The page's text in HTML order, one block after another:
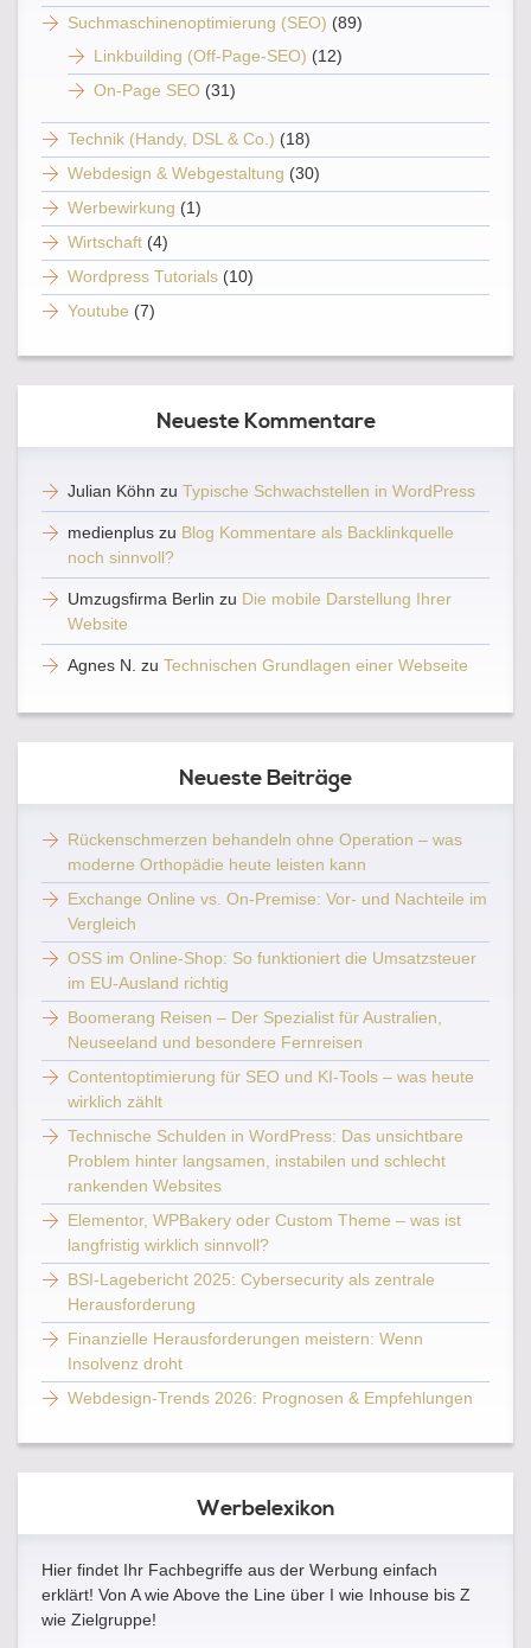
Suchmaschinenoptimierung (SEO) (89)
Linkbuilding (Off-Page-SEO) (12)
On-Page SEO (31)
Technik (Handy, DSL & Co.) (18)
Webdesign & Webgestaltung (30)
Werbewirkung (1)
Wirtschaft (4)
Wordpress Tutorials (10)
Youtube (7)
Neueste Kommentare
Julian Köhn zu Typische Schwachstellen in WordPress
medienplus zu Blog Kommentare als Backlinkquelle
noch sinnvoll?
Umzugsfirma Berlin zu Die mobile Darstellung Ihrer
Website
Agnes N. zu Technischen Grundlagen einer Webseite
Neueste Beiträge
Rückenschmerzen behandeln ohne Operation – was
moderne Orthopädie heute leisten kann
Exchange Online vs. On-Premise: Vor- und Nachteile im
Vergleich
OSS im Online-Shop: So funktioniert die Umsatzsteuer
im EU-Ausland richtig
Boomerang Reisen – Der Spezialist für Australien,
Neuseeland und besondere Fernreisen
Contentoptimierung für SEO und KI-Tools – was heute
wirklich zählt
Technische Schulden in WordPress: Das unsichtbare
Problem hinter langsamen, instabilen und schlecht
rankenden Websites
Elementor, WPBakery oder Custom Theme – was ist
langfristig wirklich sinnvoll?
BSI-Lagebericht 2025: Cybersecurity als zentrale
Herausforderung
Finanzielle Herausforderungen meistern: Wenn
Insolvenz droht
Webdesign-Trends 2026: Prognosen & Empfehlungen
Werbelexikon
Hier findet Ihr Fachbegriffe aus der Werbung einfach
erklärt! Von A wie Above the Line über I wie Inhouse bis Z
wie Zielgruppe!